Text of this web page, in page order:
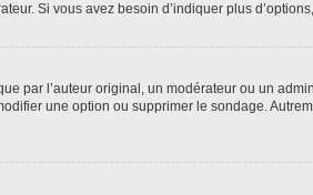
Si vous avez besoin d’indiquer plus
par l’auteur original, un modérateur ou un
une option ou supprimer le sondage.